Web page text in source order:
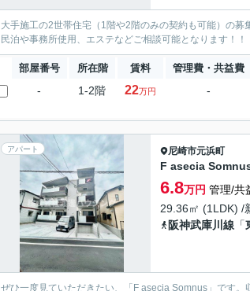
大手施工の2世帯住宅（1階や2階のみの契約も可能）の募
民泊や事務所使用、エステなどご相談可能となります！！
部屋番号 所在階 賃料 管理費・共益費
- 1-2階 22万円 -
アパート 尼崎市元浜町
F asecia
6.8万円 管理/共
29.36㎡ (1LDK) /
阪神武庫川線 「
ぜひ一度見ていただきたい、「F asecia Somnus」です